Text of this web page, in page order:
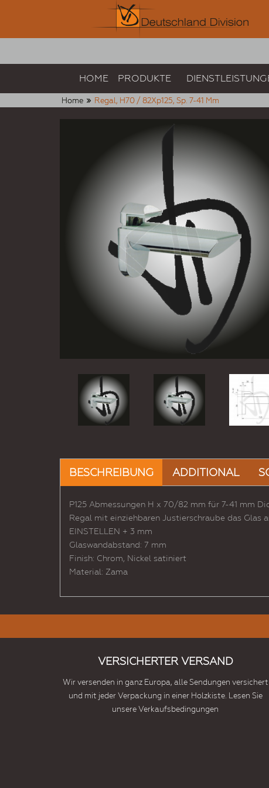
HOME PRODUKTE
Home Regal, H70 / 82Xp125, Sp. 7-41 Mm
BESCHREIBUNG ADDITIONAL
P125 Abmessungen H x 70/82 mm für 7-41 mm
Regal mit einziehbaren Justierschraube das Glas
EINSTELLEN + 3 mm
Glaswandabstand: 7 mm
Finish: Chrom, Nickel satiniert
Material: Zama
VERSICHERTER VERSAND
Wir versenden in ganz Europa, alle Sendungen versichert
und mit jeder Verpackung in einer Holzkiste. Lesen Sie
unsere Verkaufsbedingungen